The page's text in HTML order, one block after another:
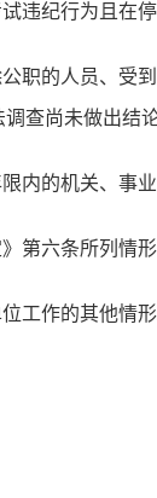
违纪行为且在
职的人员、受
查尚未做出结
内的机关、事
第六条所列情
工作的其他情形